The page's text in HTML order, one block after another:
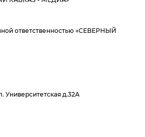
ответственностью «СЕВЕРНЫЙ
Университетская д.32А